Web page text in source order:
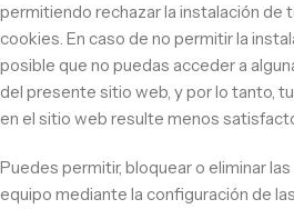
permitiendo rechazar la instalación de
cookies. En caso de no permitir la
posible que no puedas acceder a
del presente sitio web, y por lo tanto,
en el sitio web resulte menos
Puedes permitir, bloquear o eliminar
equipo mediante la configuración de